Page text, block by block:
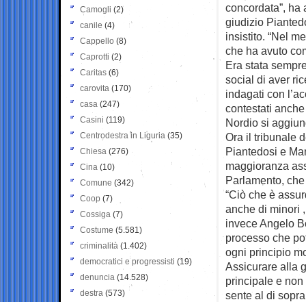
concordata”,
giudizio
insistito. “Nel
che ha avuto
Era stata
social di aver
indagati con
contestati
Nordio si
Ora il tribunale
Piantedosi e
maggioranza
Parlamento,
“Ciò che è
anche di minori
invece Angelo
processo che
ogni principio
Assicurare alla
principale e non
sente al di
Camogli (2)
canile (4)
Cappello (8)
Caprotti (2)
Caritas (6)
carovita (170)
casa (247)
Casini (119)
Centrodestra in Liguria (35)
Chiesa (276)
Cina (10)
Comune (342)
Coop (7)
Cossiga (7)
Costume (5.581)
criminalità (1.402)
democratici e progressisti (19)
denuncia (14.528)
destra (573)